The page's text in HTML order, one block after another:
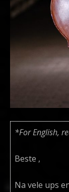
*For English,
Beste ,
Na vele ups